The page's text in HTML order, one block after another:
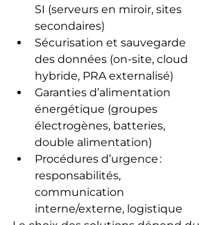
SI (serveurs en miroir, sites
secondaires)
Sécurisation et sauvegarde
des données (on-site, cloud
hybride, PRA externalisé)
Garanties d’alimentation
énergétique (groupes
électrogènes, batteries,
double alimentation)
Procédures d’urgence :
responsabilités,
communication
interne/externe, logistique